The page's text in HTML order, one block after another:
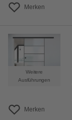
Merken
Weitere
Ausführungen
Merken